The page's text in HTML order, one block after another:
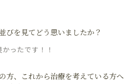
びを見てどう思いましたか？
ったです！！
方、これから治療を考えている方へ